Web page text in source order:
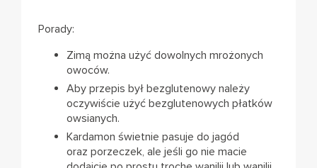
Porady:
Zimą można użyć dowolnych mrożonych
owoców.
Aby przepis był bezglutenowy należy
oczywiście użyć bezglutenowych płatków
owsianych.
Kardamon świetnie pasuje do jagód
oraz porzeczek, ale jeśli go nie macie